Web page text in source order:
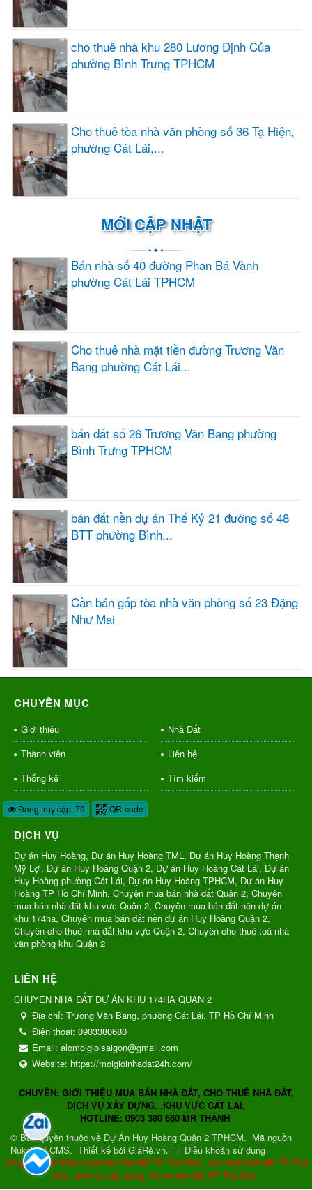
cho thuê nhà khu 280 Lương Định Của
phường Bình Trưng TPHCM
Cho thuê tòa nhà văn phòng số 36 Tạ Hiện,
phường Cát Lái,...
MỚI CẬP NHẬT
Bán nhà số 40 đường Phan Bá Vành
phường Cát Lái TPHCM
Cho thuê nhà mặt tiền đường Trương Văn
Bang phường Cát Lái...
bán đất số 26 Trương Văn Bang phường
Bình Trưng TPHCM
bán đất nền dự án Thế Kỷ 21 đường số 48
BTT phường Bình...
Cần bán gấp tòa nhà văn phòng số 23 Đặng
Như Mai
CHUYÊN MỤC
Giới thiệu
Nhà Đất
Thành viên
Liên hệ
Thống kê
Tìm kiếm
Đang truy cập: 79 QR-code
DỊCH VỤ
Dự án Huy Hoàng, Dự án Huy Hoàng TML, Dự án Huy Hoàng Thạnh
Mỹ Lợi, Dự án Huy Hoàng Quận 2, Dự án Huy Hoàng Cát Lái, Dự án
Huy Hoàng phường Cát Lái, Dự án Huy Hoàng TPHCM, Dự án Huy
Hoàng TP Hồ Chí Minh, Chuyên mua bán nhà đất Quận 2, Chuyên
mua bán nhà đất khu vực Quận 2, Chuyên mua bán đất nền dự án
khu 174ha, Chuyên mua bán đất nền dự án Huy Hoàng Quận 2,
Chuyên cho thuê nhà đất khu vực Quận 2, Chuyên cho thuê toà nhà
văn phòng khu Quận 2
LIÊN HỆ
CHUYÊN NHÀ ĐẤT DỰ ÁN KHU 174HA QUẬN 2
Địa chỉ: Trương Văn Bang, phường Cát Lái, TP Hồ Chí Minh
Điện thoại: 0903380680
Email: alomoigioisaigon@gmail.com
Website: https://moigioinhadat24h.com/
CHUYÊN: GIỚI THIỆU MUA BÁN NHÀ ĐẤT, CHO THUÊ NHÀ ĐẤT,
DỊCH VỤ XÂY DỰNG...KHU VỰC CÁT LÁI.
HOTLINE: 0903 380 680 MR THÀNH
© Bản quyền thuộc về Dự Án Huy Hoàng Quận 2 TPHCM. Mã nguồn
NukeViet CMS. Thiết kế bởi GiáRẻ.vn. | Điều khoản sử dụng
Chuyên: Giới thiệu mua bán nhà đất TP Thủ Đức, cho thuê nhà đất TP Thủ
Đức, dịch vụ xây dựng, hồ sơ nhà đất TP Thủ Đức.